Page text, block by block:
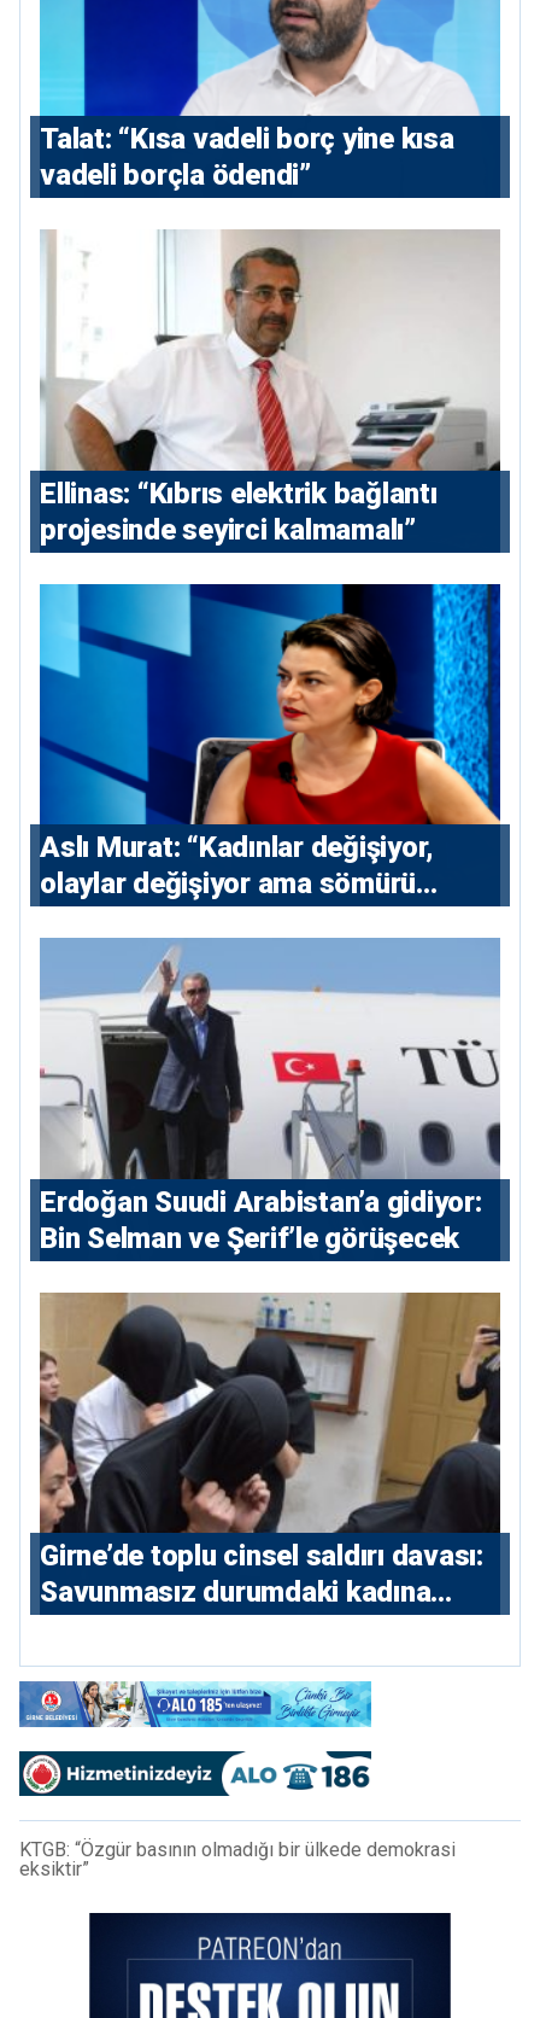
Talat: “Kısa vadeli borç yine kısa
vadeli borçla ödendi”
Ellinas: “Kıbrıs elektrik bağlantı
projesinde seyirci kalmamalı”
Aslı Murat: “Kadınlar değişiyor,
olaylar değişiyor ama sömürü
Erdoğan Suudi Arabistan’a gidiyor:
Bin Selman ve Şerif’le görüşecek
Girne’de toplu cinsel saldırı davası:
Savunmasız durumdaki kadına
KTGB: “Özgür basının olmadığı bir ülkede demokrasi
eksiktir”